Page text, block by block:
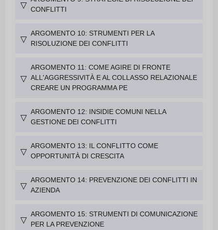
▽ CONFLITTI
▽
ARGOMENTO 10: STRUMENTI PER LA
RISOLUZIONE DEI CONFLITTI
▽
ARGOMENTO 11: COME AGIRE DI FRONTE
ALL'AGGRESSIVITÀ E AL COLLASSO RELAZIONALE
CREARE UN PROGRAMMA PE
▽
ARGOMENTO 12: INSIDIE COMUNI NELLA
GESTIONE DEI CONFLITTI
▽
ARGOMENTO 13: IL CONFLITTO COME
OPPORTUNITÀ DI CRESCITA
▽
ARGOMENTO 14: PREVENZIONE DEI CONFLITTI IN
AZIENDA
▽
ARGOMENTO 15: STRUMENTI DI COMUNICAZIONE
PER LA PREVENZIONE